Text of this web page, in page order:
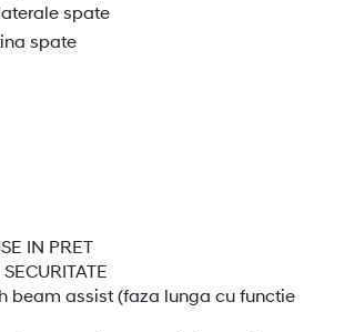
spate
spate
IN PRET
beam assist (faza lunga cu functie